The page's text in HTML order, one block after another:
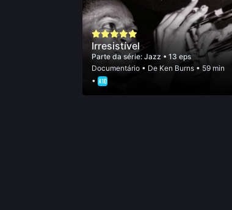
Irresistível
Parte da série: Jazz • 13 eps
Documentário• De Ken Burns• 59 min
•